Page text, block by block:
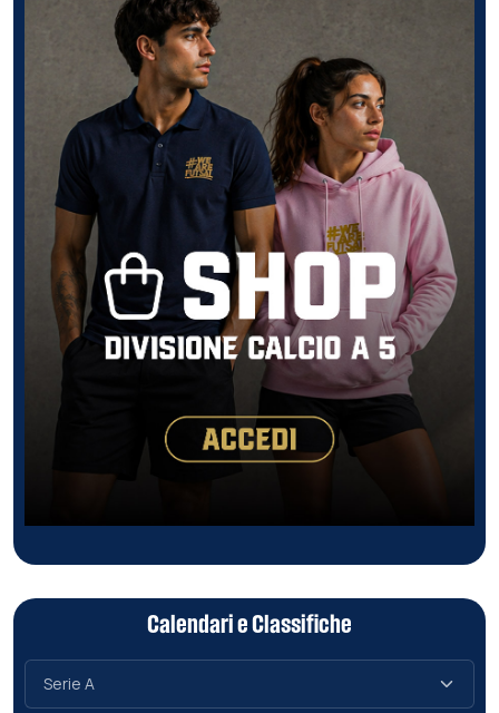
Calendari e Classifiche